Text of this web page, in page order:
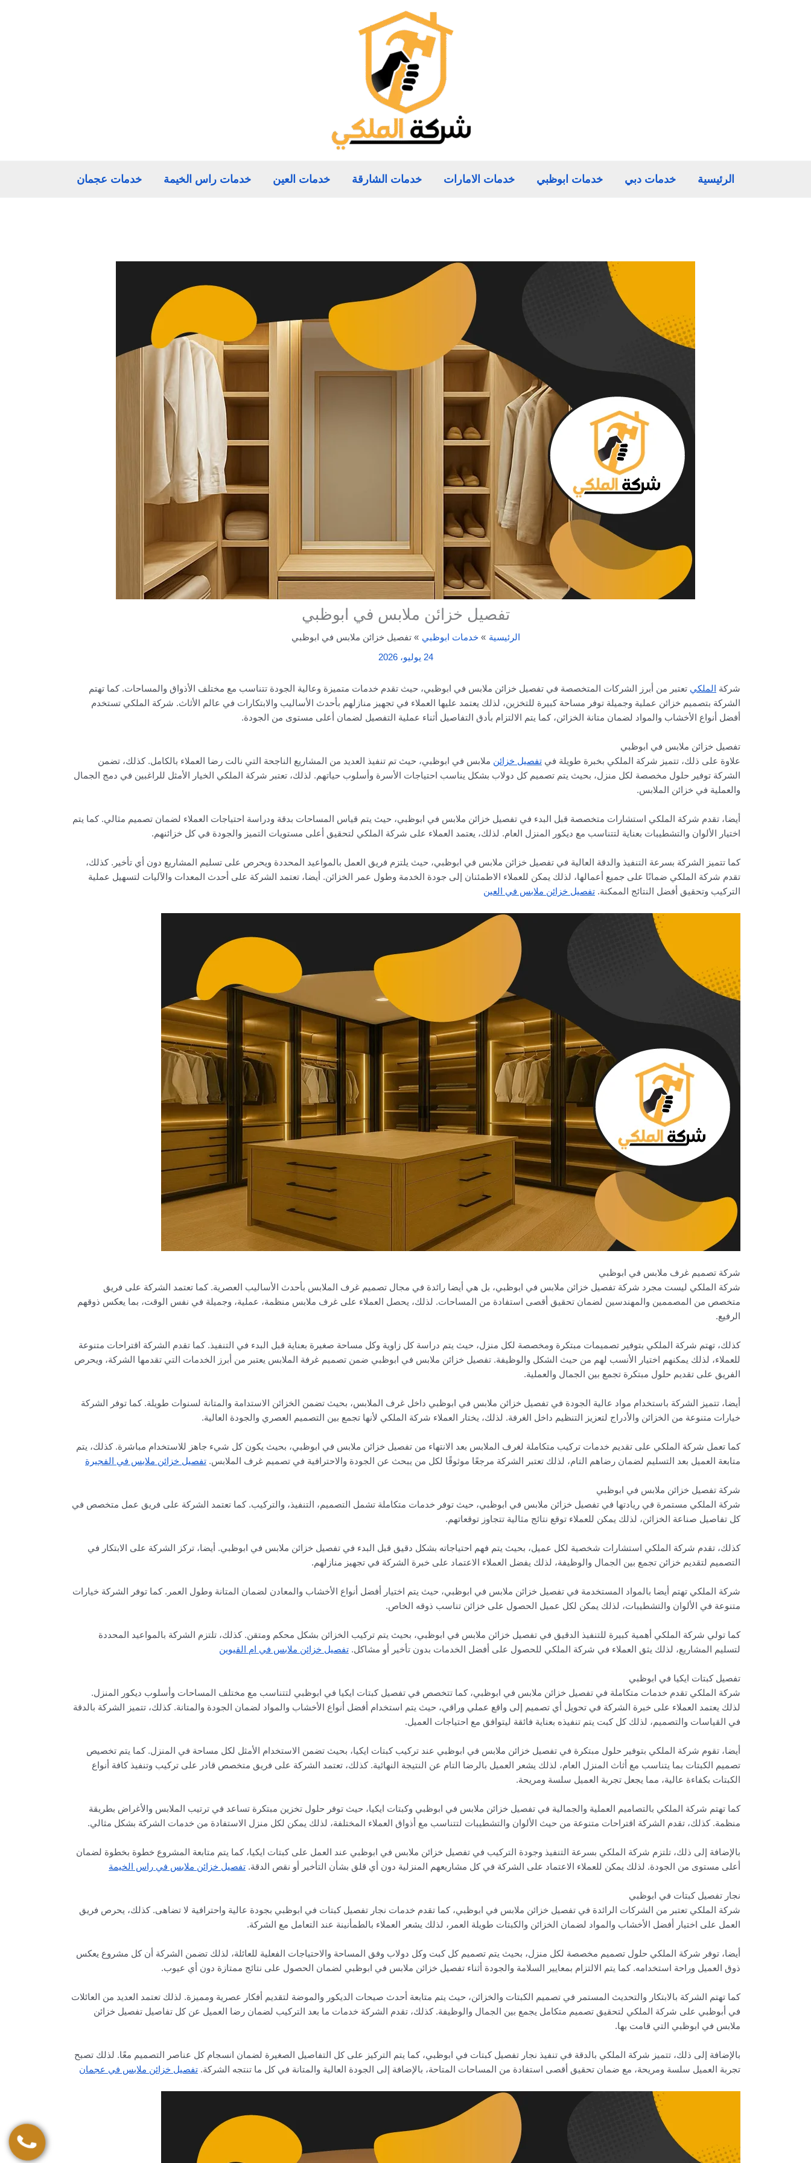
الرئيسية خدمات دبي خدمات ابوظبي خدمات الامارات خدمات الشارقة خدمات العين خدمات راس الخيمة خدمات عجمان
تفصيل خزائن ملابس في ابوظبي
الرئيسية خدمات ابوظبي
تفصيل خزائن ملابس في ابوظبي
24 يوليو، 2026
شركة الملكي تعتبر من أبرز الشركات المتخصصة في تفصيل خزائن ملابس في ابوظبي، حيث تقدم خدمات متميزة وعالية الجودة تتناسب مع مختلف الأذواق والمساحات. كما تهتم
الشركة بتصميم خزائن عملية وجميلة توفر مساحة كبيرة للتخزين، لذلك يعتمد عليها العملاء في تجهيز منازلهم بأحدث الأساليب والابتكارات في عالم الأثاث. شركة الملكي تستخدم
أفضل أنواع الأخشاب والمواد لضمان متانة الخزائن، كما يتم الالتزام بأدق التفاصيل أثناء عملية التفصيل لضمان أعلى مستوى من الجودة.
تفصيل خزائن ملابس في ابوظبي
علاوة على ذلك، تتميز شركة الملكي بخبرة طويلة في تفصيل خزائن ملابس في ابوظبي، حيث تم تنفيذ العديد من المشاريع الناجحة التي نالت رضا العملاء بالكامل. كذلك، تضمن
الشركة توفير حلول مخصصة لكل منزل، بحيث يتم تصميم كل دولاب بشكل يناسب احتياجات الأسرة وأسلوب حياتهم. لذلك، تعتبر شركة الملكي الخيار الأمثل للراغبين في دمج الجمال
والعملية في خزائن الملابس.
أيضا، تقدم شركة الملكي استشارات متخصصة قبل البدء في تفصيل خزائن ملابس في ابوظبي، حيث يتم قياس المساحات بدقة ودراسة احتياجات العملاء لضمان تصميم مثالي. كما يتم
اختيار الألوان والتشطيبات بعناية لتتناسب مع ديكور المنزل العام. لذلك، يعتمد العملاء على شركة الملكي لتحقيق أعلى مستويات التميز والجودة في كل خزائنهم.
كما تتميز الشركة بسرعة التنفيذ والدقة العالية في تفصيل خزائن ملابس في ابوظبي، حيث يلتزم فريق العمل بالمواعيد المحددة ويحرص على تسليم المشاريع دون أي تأخير. كذلك،
تقدم شركة الملكي ضمانًا على جميع أعمالها، لذلك يمكن للعملاء الاطمئنان إلى جودة الخدمة وطول عمر الخزائن. أيضا، تعتمد الشركة على أحدث المعدات والآليات لتسهيل عملية
التركيب وتحقيق أفضل النتائج الممكنة. تفصيل خزائن ملابس في العين
شركة تصميم غرف ملابس في ابوظبي
شركة الملكي ليست مجرد شركة تفصيل خزائن ملابس في ابوظبي، بل هي أيضا رائدة في مجال تصميم غرف الملابس بأحدث الأساليب العصرية. كما تعتمد الشركة على فريق
متخصص من المصممين والمهندسين لضمان تحقيق أقصى استفادة من المساحات. لذلك، يحصل العملاء على غرف ملابس منظمة، عملية، وجميلة في نفس الوقت، بما يعكس ذوقهم
الرفيع.
كذلك، تهتم شركة الملكي بتوفير تصميمات مبتكرة ومخصصة لكل منزل، حيث يتم دراسة كل زاوية وكل مساحة صغيرة بعناية قبل البدء في التنفيذ. كما تقدم الشركة اقتراحات متنوعة
للعملاء، لذلك يمكنهم اختيار الأنسب لهم من حيث الشكل والوظيفة. تفصيل خزائن ملابس في ابوظبي ضمن تصميم غرفة الملابس يعتبر من أبرز الخدمات التي تقدمها الشركة، ويحرص
الفريق على تقديم حلول مبتكرة تجمع بين الجمال والعملية.
أيضا، تتميز الشركة باستخدام مواد عالية الجودة في تفصيل خزائن ملابس في ابوظبي داخل غرف الملابس، بحيث تضمن الخزائن الاستدامة والمتانة لسنوات طويلة. كما توفر الشركة
خيارات متنوعة من الخزائن والأدراج لتعزيز التنظيم داخل الغرفة. لذلك، يختار العملاء شركة الملكي لأنها تجمع بين التصميم العصري والجودة العالية.
كما تعمل شركة الملكي على تقديم خدمات تركيب متكاملة لغرف الملابس بعد الانتهاء من تفصيل خزائن ملابس في ابوظبي، بحيث يكون كل شيء جاهز للاستخدام مباشرة. كذلك، يتم
متابعة العميل بعد التسليم لضمان رضاهم التام، لذلك تعتبر الشركة مرجعًا موثوقًا لكل من يبحث عن الجودة والاحترافية في تصميم غرف الملابس. تفصيل خزائن ملابس في الفجيرة
شركة تفصيل خزائن ملابس في ابوظبي
شركة الملكي مستمرة في ريادتها في تفصيل خزائن ملابس في ابوظبي، حيث توفر خدمات متكاملة تشمل التصميم، التنفيذ، والتركيب. كما تعتمد الشركة على فريق عمل متخصص في
كل تفاصيل صناعة الخزائن، لذلك يمكن للعملاء توقع نتائج مثالية تتجاوز توقعاتهم.
كذلك، تقدم شركة الملكي استشارات شخصية لكل عميل، بحيث يتم فهم احتياجاته بشكل دقيق قبل البدء في تفصيل خزائن ملابس في ابوظبي. أيضا، تركز الشركة على الابتكار في
التصميم لتقديم خزائن تجمع بين الجمال والوظيفة، لذلك يفضل العملاء الاعتماد على خبرة الشركة في تجهيز منازلهم.
شركة الملكي تهتم أيضا بالمواد المستخدمة في تفصيل خزائن ملابس في ابوظبي، حيث يتم اختيار أفضل أنواع الأخشاب والمعادن لضمان المتانة وطول العمر. كما توفر الشركة خيارات
متنوعة في الألوان والتشطيبات، لذلك يمكن لكل عميل الحصول على خزائن تناسب ذوقه الخاص.
كما تولي شركة الملكي أهمية كبيرة للتنفيذ الدقيق في تفصيل خزائن ملابس في ابوظبي، بحيث يتم تركيب الخزائن بشكل محكم ومتقن. كذلك، تلتزم الشركة بالمواعيد المحددة
لتسليم المشاريع، لذلك يثق العملاء في شركة الملكي للحصول على أفضل الخدمات بدون تأخير أو مشاكل. تفصيل خزائن ملابس في ام القيوين
تفصيل كبتات ايكيا في ابوظبي
شركة الملكي تقدم خدمات متكاملة في تفصيل خزائن ملابس في ابوظبي، كما تتخصص في تفصيل كبتات ايكيا في ابوظبي لتتناسب مع مختلف المساحات وأسلوب ديكور المنزل.
لذلك يعتمد العملاء على خبرة الشركة في تحويل أي تصميم إلى واقع عملي وراقي، حيث يتم استخدام أفضل أنواع الأخشاب والمواد لضمان الجودة والمتانة. كذلك، تتميز الشركة بالدقة
في القياسات والتصميم، لذلك كل كبت يتم تنفيذه بعناية فائقة ليتوافق مع احتياجات العميل.
أيضا، تقوم شركة الملكي بتوفير حلول مبتكرة في تفصيل خزائن ملابس في ابوظبي عند تركيب كبتات ايكيا، بحيث تضمن الاستخدام الأمثل لكل مساحة في المنزل. كما يتم تخصيص
تصميم الكبتات بما يتناسب مع أثاث المنزل العام، لذلك يشعر العميل بالرضا التام عن النتيجة النهائية. كذلك، تعتمد الشركة على فريق متخصص قادر على تركيب وتنفيذ كافة أنواع
الكبتات بكفاءة عالية، مما يجعل تجربة العميل سلسة ومريحة.
كما تهتم شركة الملكي بالتصاميم العملية والجمالية في تفصيل خزائن ملابس في ابوظبي وكبتات ايكيا، حيث توفر حلول تخزين مبتكرة تساعد في ترتيب الملابس والأغراض بطريقة
منظمة. كذلك، تقدم الشركة اقتراحات متنوعة من حيث الألوان والتشطيبات لتتناسب مع أذواق العملاء المختلفة، لذلك يمكن لكل منزل الاستفادة من خدمات الشركة بشكل مثالي.
بالإضافة إلى ذلك، تلتزم شركة الملكي بسرعة التنفيذ وجودة التركيب في تفصيل خزائن ملابس في ابوظبي عند العمل على كبتات ايكيا، كما يتم متابعة المشروع خطوة بخطوة لضمان
أعلى مستوى من الجودة. لذلك يمكن للعملاء الاعتماد على الشركة في كل مشاريعهم المنزلية دون أي قلق بشأن التأخير أو نقص الدقة. تفصيل خزائن ملابس في راس الخيمة
نجار تفصيل كبتات في ابوظبي
شركة الملكي تعتبر من الشركات الرائدة في تفصيل خزائن ملابس في ابوظبي، كما تقدم خدمات نجار تفصيل كبتات في ابوظبي بجودة عالية واحترافية لا تضاهى. كذلك، يحرص فريق
العمل على اختيار أفضل الأخشاب والمواد لضمان الخزائن والكبتات طويلة العمر، لذلك يشعر العملاء بالطمأنينة عند التعامل مع الشركة.
أيضا، توفر شركة الملكي حلول تصميم مخصصة لكل منزل، بحيث يتم تصميم كل كبت وكل دولاب وفق المساحة والاحتياجات الفعلية للعائلة، لذلك تضمن الشركة أن كل مشروع يعكس
ذوق العميل وراحة استخدامه. كما يتم الالتزام بمعايير السلامة والجودة أثناء تفصيل خزائن ملابس في ابوظبي لضمان الحصول على نتائج ممتازة دون أي عيوب.
كما تهتم الشركة بالابتكار والتحديث المستمر في تصميم الكبتات والخزائن، حيث يتم متابعة أحدث صيحات الديكور والموضة لتقديم أفكار عصرية ومميزة. لذلك تعتمد العديد من العائلات
في أبوظبي على شركة الملكي لتحقيق تصميم متكامل يجمع بين الجمال والوظيفة. كذلك، تقدم الشركة خدمات ما بعد التركيب لضمان رضا العميل عن كل تفاصيل تفصيل خزائن
ملابس في ابوظبي التي قامت بها.
بالإضافة إلى ذلك، تتميز شركة الملكي بالدقة في تنفيذ نجار تفصيل كبتات في ابوظبي، كما يتم التركيز على كل التفاصيل الصغيرة لضمان انسجام كل عناصر التصميم معًا. لذلك تصبح
تجربة العميل سلسة ومريحة، مع ضمان تحقيق أقصى استفادة من المساحات المتاحة، بالإضافة إلى الجودة العالية والمتانة في كل ما تنتجه الشركة. تفصيل خزائن ملابس في عجمان